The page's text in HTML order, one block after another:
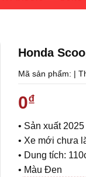
Honda
Mã sản phẩm: |
0₫
• Sản xuất 2025
• Xe mới chưa
• Dung tích:
• Màu Đen